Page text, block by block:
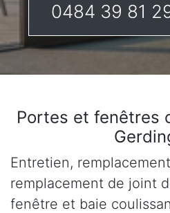
0484 39 81
Portes et fenêtres
Entretien,
remplacement de joint
fenêtre et baie